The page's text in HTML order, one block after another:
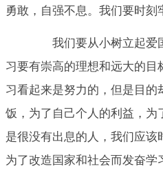
勇敢，自强不息。我们要时刻
我们要从小树立起爱
习要有崇高的理想和远大的目
习看起来是努力的，但是目
饭，为了自己个人的利益，为
是很没有出息的人，我们应该
为了改造国家和社会而发奋学